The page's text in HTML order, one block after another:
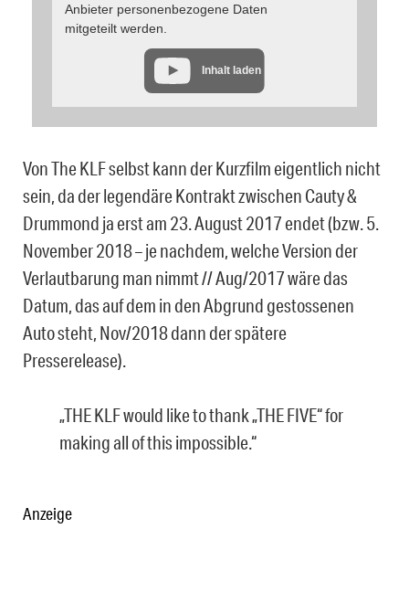
Anbieter personenbezogene Daten
mitgeteilt werden.
Inhalt laden
Von The KLF selbst kann der Kurzfilm eigentlich nicht
sein, da der legendäre Kontrakt zwischen Cauty &
Drummond ja erst am 23. August 2017 endet (bzw. 5.
November 2018 – je nachdem, welche Version der
Verlautbarung man nimmt // Aug/2017 wäre das
Datum, das auf dem in den Abgrund gestossenen
Auto steht, Nov/2018 dann der spätere
Presserelease).
„THE KLF would like to thank „THE FIVE“ for
making all of this impossible.“
Anzeige